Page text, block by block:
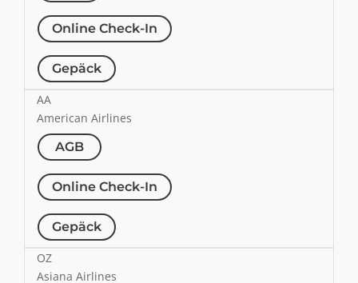
Online Check-In
Gepäck
AA
American Airlines
AGB
Online Check-In
Gepäck
OZ
Asiana Airlines